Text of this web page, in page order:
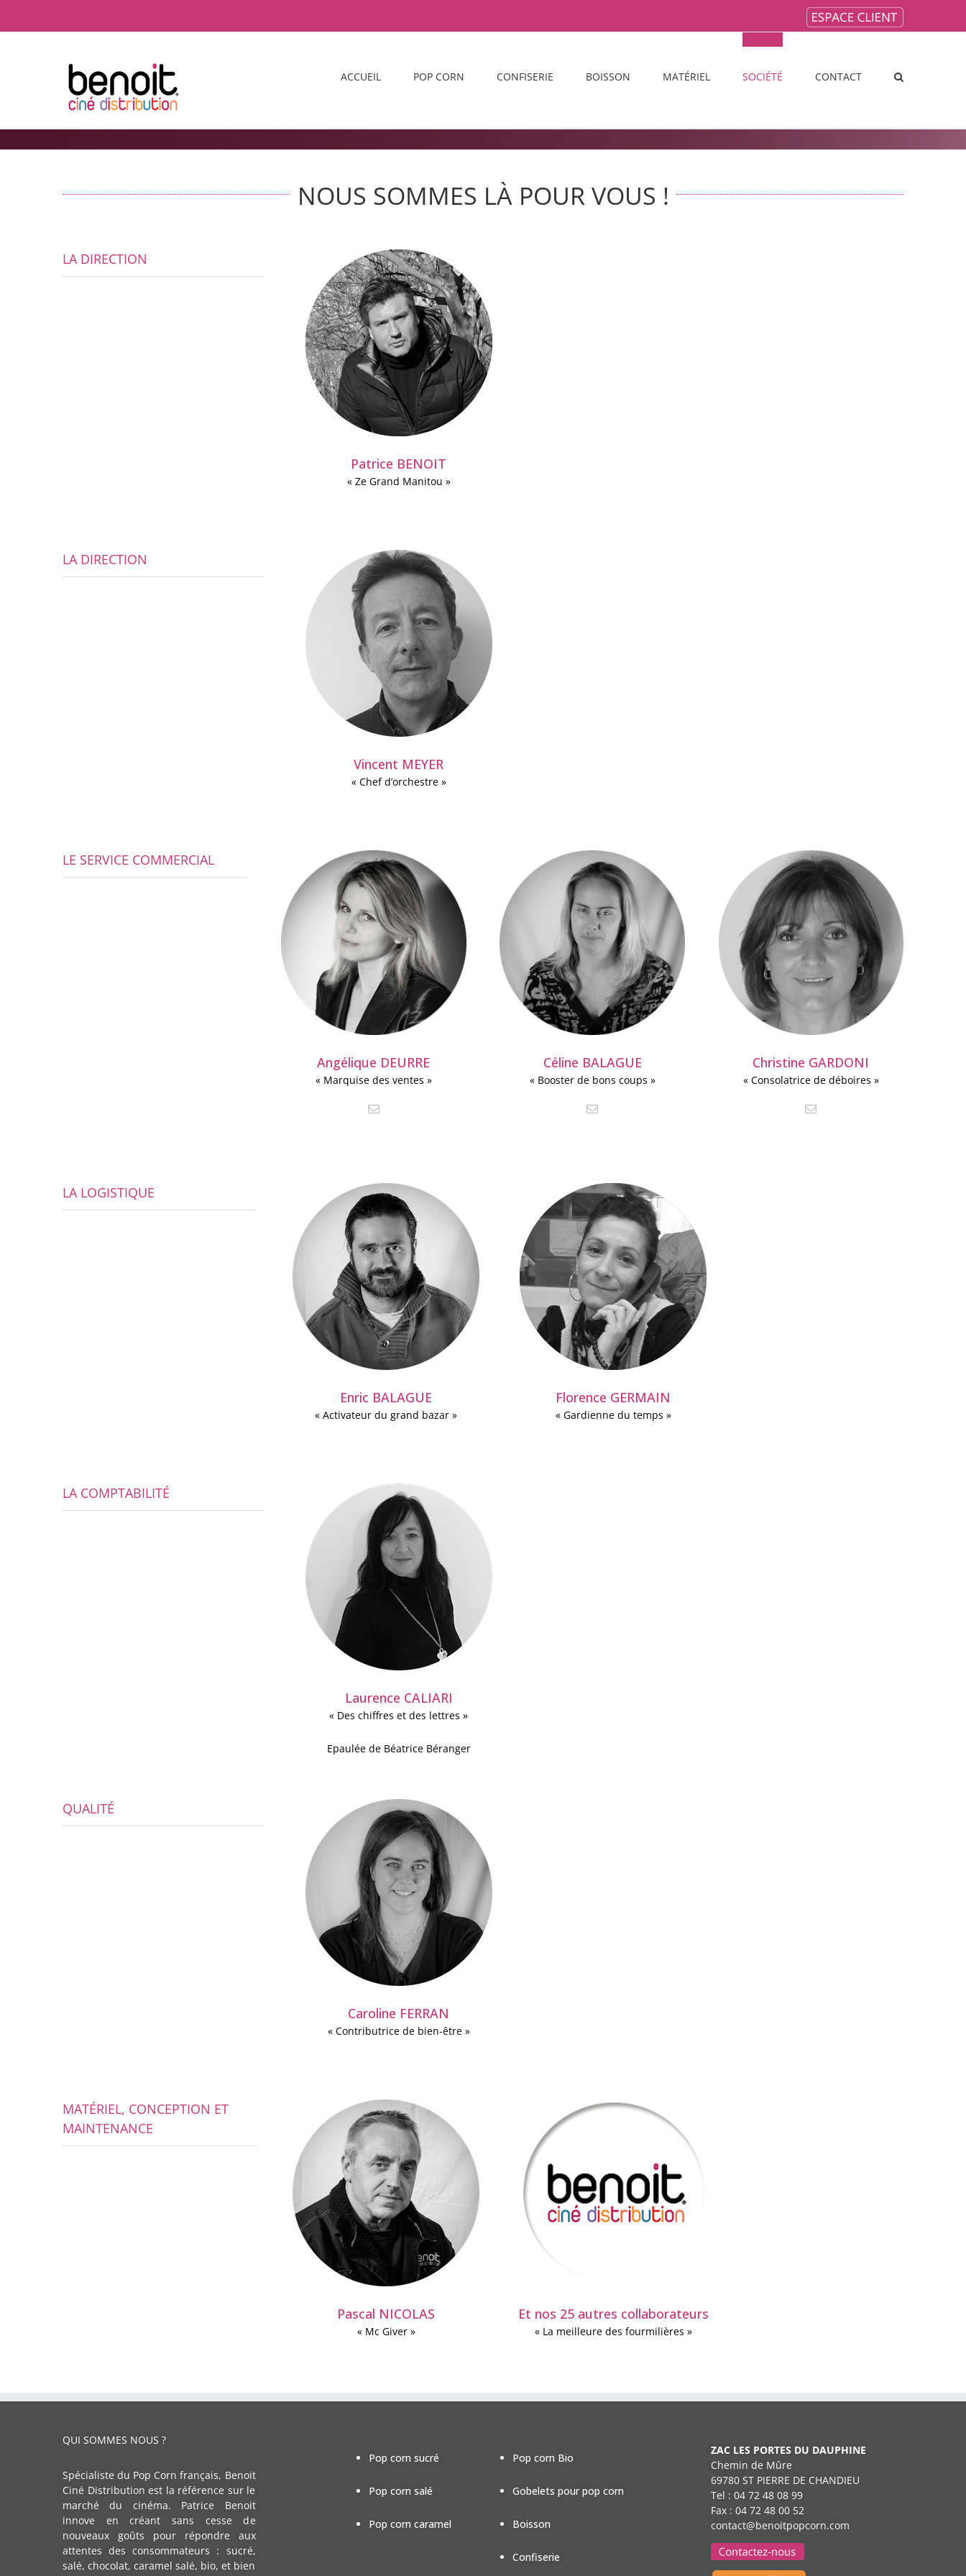
contenu
ACCUEIL POP CORN CONFISERIE BOISSON MATÉRIEL SOCIÉTÉ CONTACT
NOUS SOMMES LÀ POUR VOUS !
LA DIRECTION
Patrice BENOIT
« Ze Grand Manitou »
LA DIRECTION
Vincent MEYER
« Chef d’orchestre »
LE SERVICE COMMERCIAL
Angélique DEURRE
« Marquise des ventes »
Céline BALAGUE
« Booster de bons coups »
Christine GARDONI
« Consolatrice de déboires »
LA LOGISTIQUE
Enric BALAGUE
« Activateur du grand bazar »
Florence GERMAIN
« Gardienne du temps »
LA COMPTABILITÉ
Laurence CALIARI
« Des chiffres et des lettres »
Epaulée de Béatrice Béranger
QUALITÉ
Caroline FERRAN
« Contributrice de bien-être »
MATÉRIEL, CONCEPTION ET
MAINTENANCE
Pascal NICOLAS
« Mc Giver »
Et nos 25 autres collaborateurs
« La meilleure des fourmilières »
QUI SOMMES NOUS ?
Spécialiste du Pop Corn français, Benoit
Ciné Distribution est la référence sur le
marché du cinéma. Patrice Benoit
innove en créant sans cesse de
nouveaux goûts pour répondre aux
attentes des consommateurs : sucré,
salé, chocolat, caramel salé, bio, et bien
Pop corn sucré
Pop corn salé
Pop corn caramel
Pop corn Bio
Gobelets pour pop corn
Boisson
Confiserie
ZAC LES PORTES DU DAUPHINE
Chemin de Mûre
69780 ST PIERRE DE CHANDIEU
Tel : 04 72 48 08 99
Fax : 04 72 48 00 52
contact@benoitpopcorn.com